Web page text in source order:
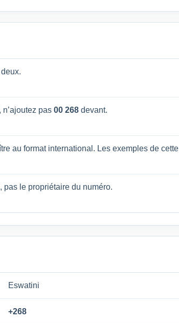
, n’ajoutez pas 00 268 devant.
au format international. Les exemples de cette
pas le propriétaire du numéro.
Eswatini
+268